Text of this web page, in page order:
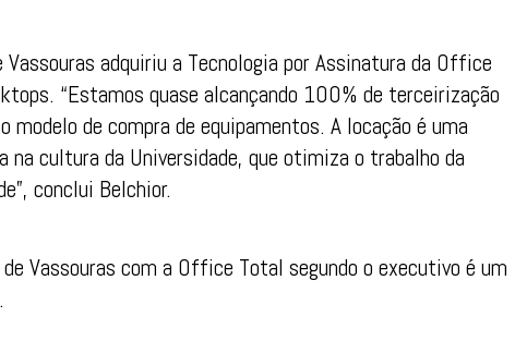
adquiriu a Tecnologia por Assinatura da Office
“Estamos quase alcançando 100% de terceirização
modelo de compra de equipamentos. A locação é uma
cultura da Universidade, que otimiza o trabalho da
conclui Belchior.
Vassouras com a Office Total segundo o executivo é um